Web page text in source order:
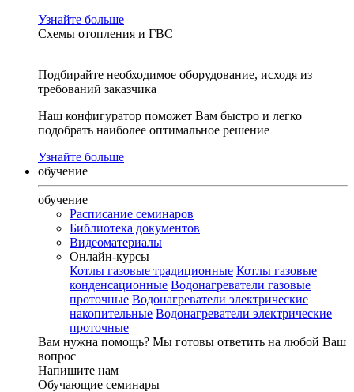
Узнайте больше
Схемы отопления и ГВС
Подбирайте необходимое оборудование, исходя из
требований заказчика
Наш конфигуратор поможет Вам быстро и легко
подобрать наиболее оптимальное решение
Узнайте больше
обучение
обучение
Расписание семинаров
Библиотека документов
Видеоматериалы
Онлайн-курсы
Котлы газовые традиционные Котлы газовые
конденсационные Водонагреватели газовые
проточные Водонагреватели электрические
накопительные Водонагреватели электрические
проточные
Вам нужна помощь? Мы готовы ответить на любой Ваш
вопрос
Напишите нам
Обучающие семинары